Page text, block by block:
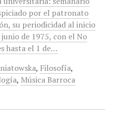
por el patronato
su periodicidad al inicio
de 1975, con el No
hasta el 1 de…
, Filosofía,
, Música Barroca